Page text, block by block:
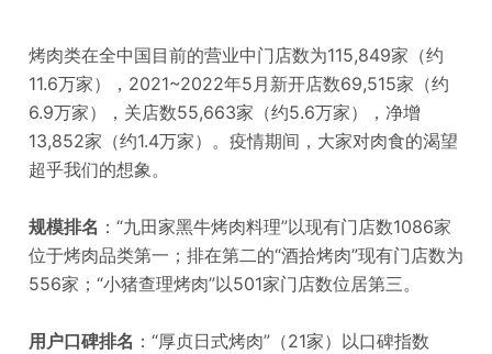
烤肉类在全中国目前的营业中门店数为115,849家（约
11.6万家），2021~2022年5月新开店数69,515家（约
6.9万家），关店数55,663家（约5.6万家），净增
13,852家（约1.4万家）。疫情期间，大家对肉食的渴望
超乎我们的想象。
规模排名 ：“九田家黑牛烤肉料理”以现有门店数1086家
位于烤肉品类第一；排在第二的“酒拾烤肉”现有门店数为
556家；“小猪查理烤肉”以501家门店数位居第三。
用户口碑排名 ：“厚贞日式烤肉”（21家）以口碑指数